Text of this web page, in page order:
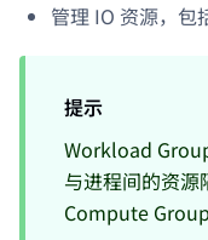
管理 IO 资源，包
提示
Workload
与进程间的资
Compute